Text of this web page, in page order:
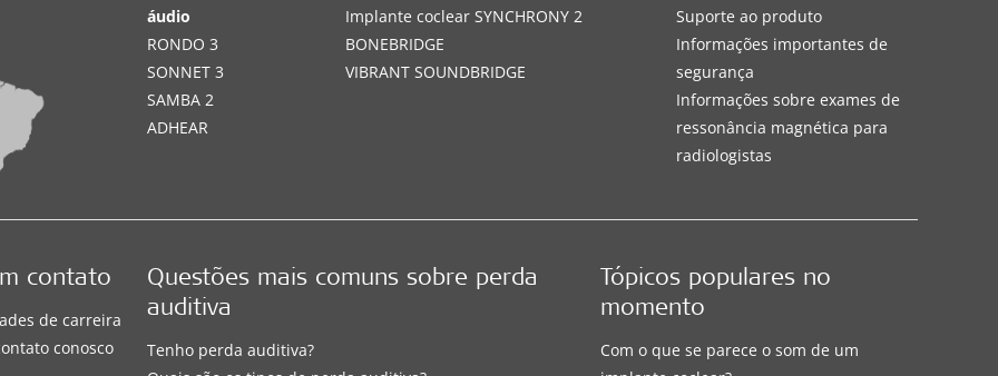
áudio
RONDO 3
SONNET 3
SAMBA 2
ADHEAR
Implante coclear SYNCHRONY 2
BONEBRIDGE
VIBRANT SOUNDBRIDGE
Suporte ao produto
Informações importantes de
segurança
Informações sobre exames de
ressonância magnética para
radiologistas
Questões mais comuns sobre perda
auditiva
Tenho perda auditiva?
Tópicos populares no
momento
Com o que se parece o som de um
contato
de carreira
conosco